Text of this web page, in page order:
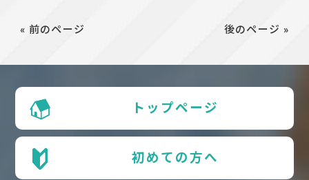
« 前のページ 後のページ »
トップページ
初めての方へ